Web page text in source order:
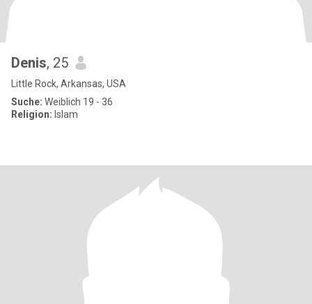
Denis, 25
Little Rock, Arkansas, USA
Suche: Weiblich 19 - 36
Religion: Islam